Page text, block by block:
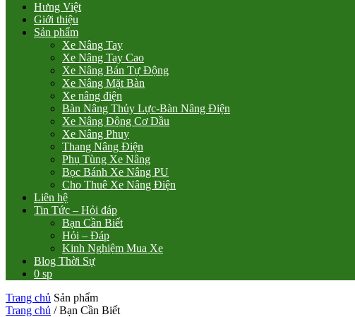
Hưng Việt
Giới thiệu
Sản phẩm
Xe Nâng Tay
Xe Nâng Tay Cao
Xe Nâng Bán Tự Động
Xe Nâng Mặt Bàn
Xe nâng điện
Bàn Nâng Thủy Lực-Bàn Nâng Điện
Xe Nâng Động Cơ Dầu
Xe Nâng Phuy
Thang Nâng Điện
Phụ Tùng Xe Nâng
Bọc Bánh Xe Nâng PU
Cho Thuê Xe Nâng Điện
Liên hệ
Tin Tức – Hỏi đáp
Bạn Cần Biết
Hỏi – Đáp
Kinh Nghiệm Mua Xe
Blog Thời Sự
0 sp
Trang chủ Sản phẩm
Trang chủ / Bạn Cần Biết